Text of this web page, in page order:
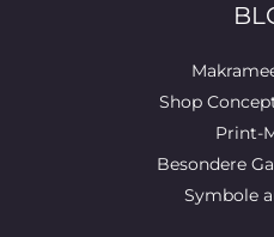
Shop
Print-
Besondere
Symbole